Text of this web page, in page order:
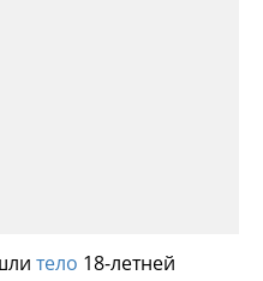
тело 18-летней